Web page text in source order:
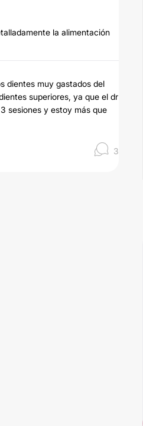
la alimentación
dientes muy gastados del
superiores, ya que el dr
sesiones y estoy más que
3